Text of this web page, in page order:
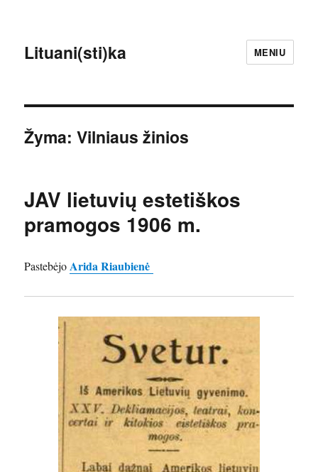
Lituani(sti)ka MENIU
Žyma:Vilniaus žinios
JAV lietuvių estetiškos
pramogos 1906 m.
Pastebėjo Arida Riaubienė